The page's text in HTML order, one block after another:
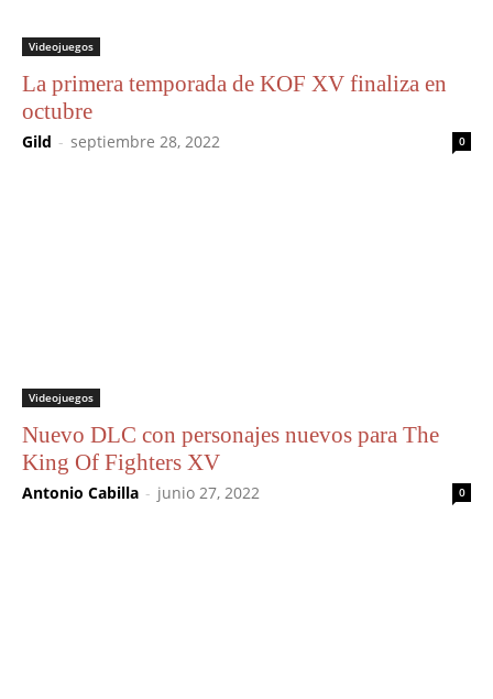
Videojuegos
La primera temporada de KOF XV finaliza en
octubre
Gild - septiembre 28, 2022 0
Videojuegos
Nuevo DLC con personajes nuevos para The
King Of Fighters XV
Antonio Cabilla - junio 27, 2022 0